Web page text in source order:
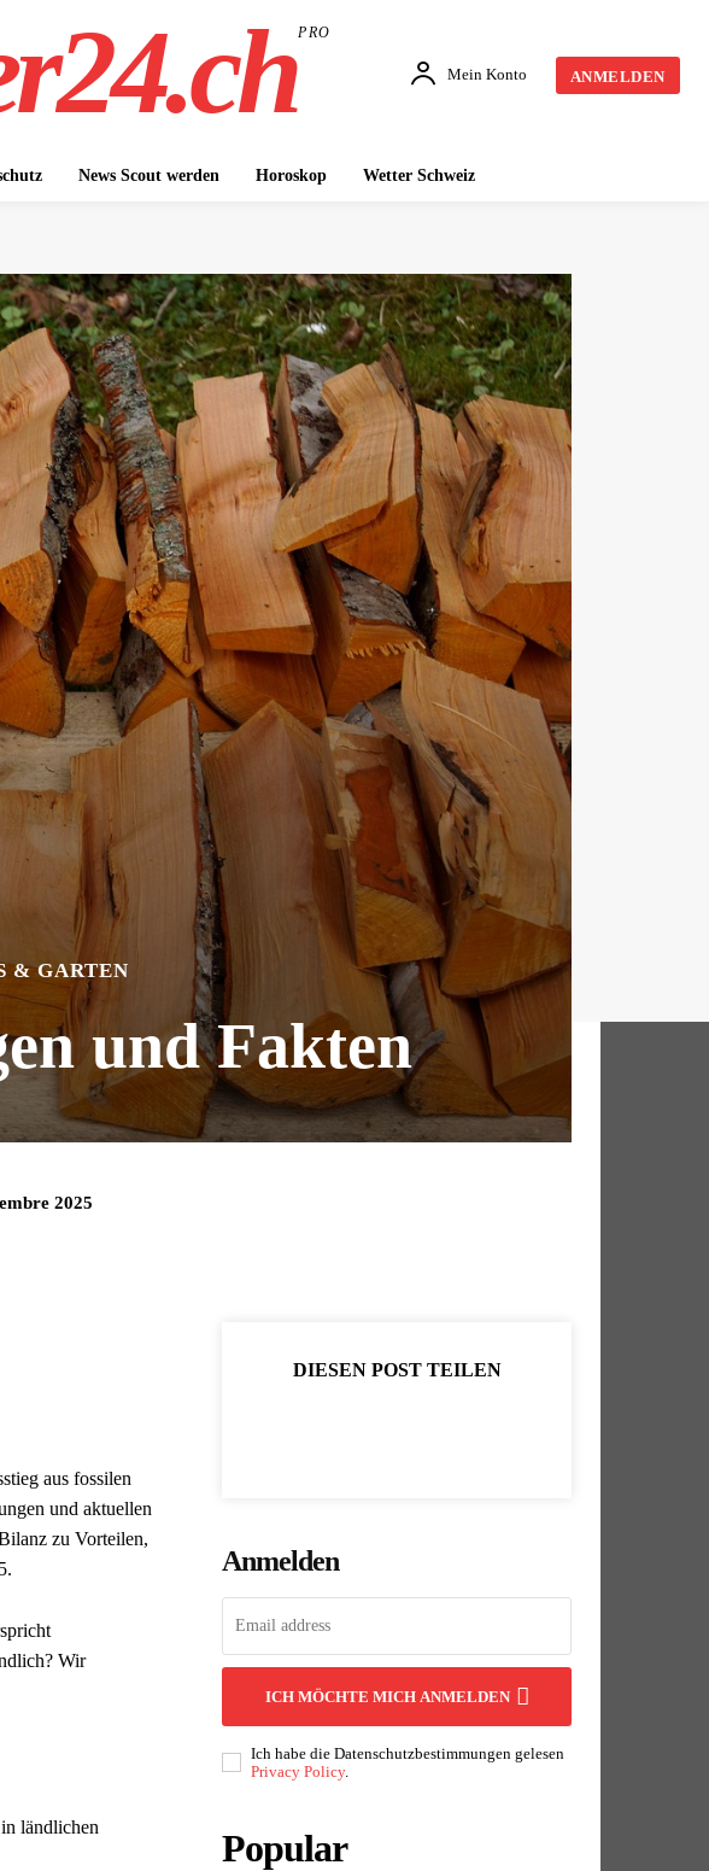
PRO
Mein Konto ANMELDEN
News Scout werden Horoskop Wetter Schweiz
& GARTEN
und Fakten
2025
aus fossilen
und aktuellen
zu Vorteilen,
Wir
ländlichen
DIESEN POST TEILEN
Anmelden
ICH MÖCHTE MICH ANMELDEN
Ich habe die Datenschutzbestimmungen gelesen
Privacy Policy.
Popular